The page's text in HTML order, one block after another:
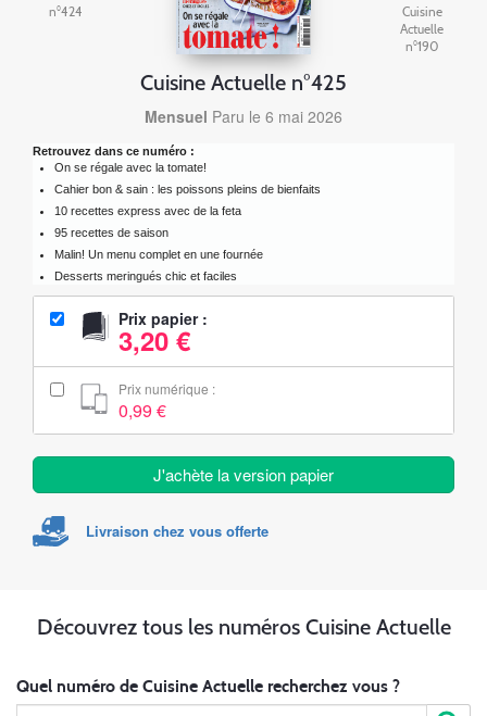
n°424
Cuisine Actuelle n°425
Mensuel Paru le 6 mai 2026
Retrouvez dans ce numéro :
On se régale avec la tomate!
Cahier bon & sain : les poissons pleins de bienfaits
10 recettes express avec de la feta
95 recettes de saison
Malin! Un menu complet en une fournée
Desserts meringués chic et faciles
Prix papier :
3,20 €
Prix numérique :
0,99 €
J'achète la version papier
Livraison chez vous offerte
Cuisine
Actuelle
n°190
Découvrez tous les numéros Cuisine Actuelle
Quel numéro de Cuisine Actuelle recherchez vous ?